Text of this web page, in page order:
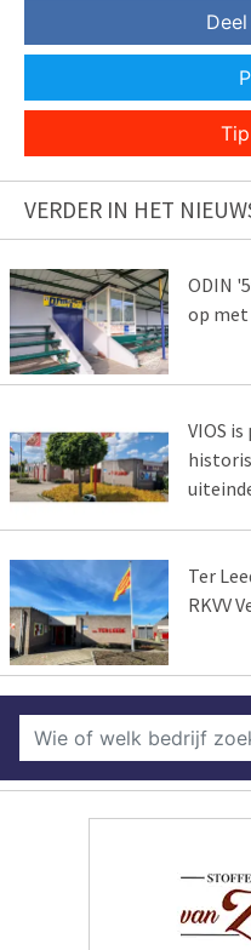
VERDER IN HET
ODIN
op met
VIOS
Ter
RKVV